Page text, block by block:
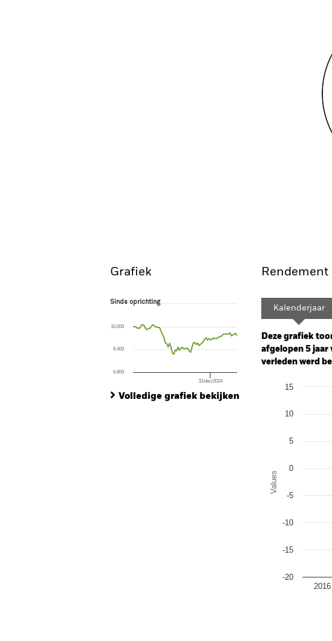
Grafiek
Sinds oprichting
The chart has 1 X axis displaying Time. Range: 2020-03-31
The chart has 1 Y axis displaying values. Range: -32 to 16.
Sinds oprichting
31/dec/2024
6.800
8.400
10.000
Volledige grafiek bekijken
Rendement
Kalenderjaar
Deze grafiek
afgelopen 5 jaar
verleden werd
Bar chart with 2
The chart has 1
Values
2016
-20
-15
-10
-5
0
5
10
15